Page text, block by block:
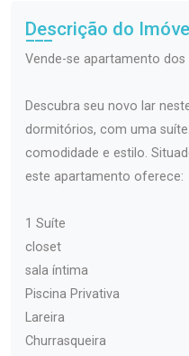
Descrição do
Vende-se apartamento dos
Descubra seu novo lar
dormitórios, com uma
comodidade e estilo.
este apartamento oferece:
1 Suíte
closet
sala íntima
Piscina Privativa
Lareira
Churrasqueira